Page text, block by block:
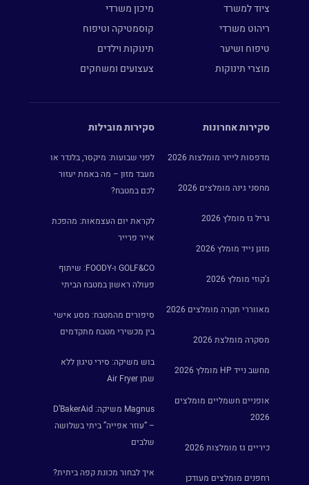
ציוד למשרד
מיכון משרדי
ריהוט משרדי
קוסמטיקה וטיפוח
טיפוח ושיער
תינוקות וילדים
מוצרי תינוקות
צעצועים ומשחקים
סקירות אחרונות
מדפסות לייזר מומלצות 2026
מחסני גינה מומלצים 2026
גריל גז מומלץ 2026
מזגן נייד מומלץ 2026
ג'קוזי מומלץ 2026
מאווררי תקרה מומלצים 2026
מסקרה מומלצת 2026
מחשב נייד HP מומלץ 2026
אופניים חשמליים מומלצים
2026
כיריים גז מומלצות 2026
רחפנים מומלצים מעודכן
סקירות מובילות
לפני שבועות: מיקסר, בלנדר או
מעבד מזון – מה באמת יעזור
לכם במטבח?
לקראת יום העצמאות: מהפכת
אייר פרייר
GOLF&CO ו-FOODY: שיתוף
פעולה ראשון במטבח הביתי
סיפורים מהמטבח: מסע אישי
בין מכשירי מטבח מתקדמים
בוש משיקה: סירי טיגון ללא
שמן Air Fryer
Magnus משיקה: D’BakerAid
– “עוזר אפייה” ביתי בשלושה
שלבים
איך לבחור מכונת קפה ביתית?